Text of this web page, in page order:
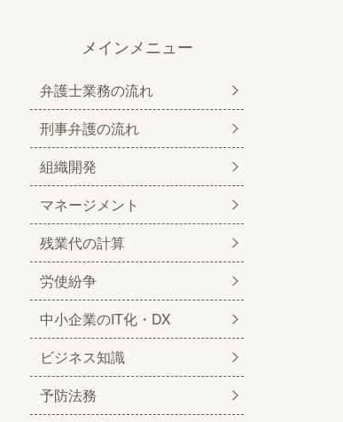
メインメニュー
弁護士業務の流れ
刑事弁護の流れ
組織開発
マネージメント
残業代の計算
労使紛争
中小企業のIT化・DX
ビジネス知識
予防法務